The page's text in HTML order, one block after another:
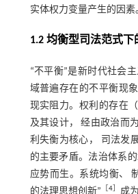
实体权力变量产生的因素
1.2 均衡型司法范式下
“不平衡”是新时代社会
域普遍存在的不平衡现
现实阻力。权利的存在
及其设计， 经由政治而
利失衡为核心， 司法发
的主要矛盾。法治体系
应势而生。系统均衡、
的法理思想创新”
4］ 成